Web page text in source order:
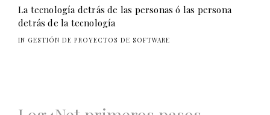
La tecnología detrás de las personas ó las persona
detrás de la tecnología
IN GESTIÓN DE PROYECTOS DE SOFTWARE